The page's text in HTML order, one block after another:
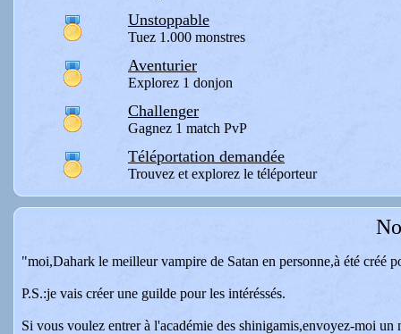
Unstoppable
Tuez 1.000 monstres
Aventurier
Explorez 1 donjon
Challenger
Gagnez 1 match PvP
Téléportation demandée
Trouvez et explorez le téléporteur
"moi,Dahark le meilleur vampire de Satan en personne,à été créé
P.S.:je vais créer une guilde pour les intéréssés.
Si vous voulez entrer à l'académie des shinigamis,envoyez-moi